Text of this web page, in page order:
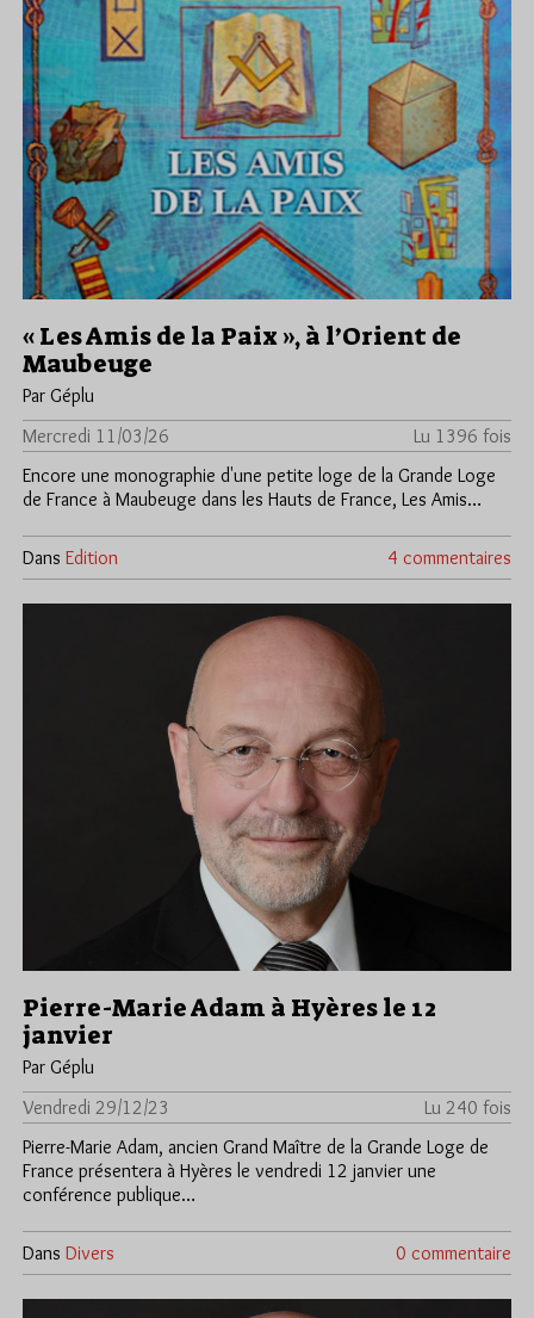
« Les Amis de la Paix », à l’Orient de
Maubeuge
Par Géplu
Mercredi 11/03/26
Lu 1396 fois
Encore une monographie d'une petite loge de la Grande Loge
de France à Maubeuge dans les Hauts de France, Les Amis…
Dans Edition 4 commentaires
Pierre-Marie Adam à Hyères le 12
janvier
Par Géplu
Vendredi 29/12/23
Lu 240 fois
Pierre-Marie Adam, ancien Grand Maître de la Grande Loge de
France présentera à Hyères le vendredi 12 janvier une
conférence publique…
Dans Divers 0 commentaire